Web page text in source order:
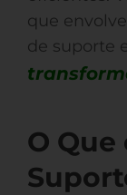
que
de suporte
O